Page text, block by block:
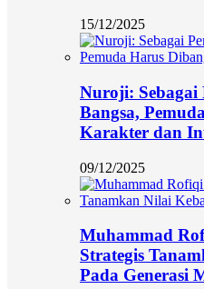
15/12/2025
Nuroji: Sebagai
Bangsa,
Karakter dan
09/12/2025
Muhammad
Strategis
Pada Generasi